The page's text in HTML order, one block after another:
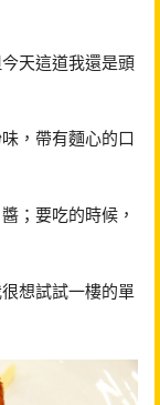
天這道我還是頭
，帶有麵心的口
；要吃的時候，
想試試一樓的單